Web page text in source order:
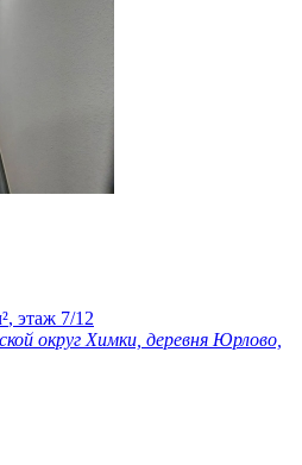
, этаж 7/12
округ Химки, деревня Юрлово,